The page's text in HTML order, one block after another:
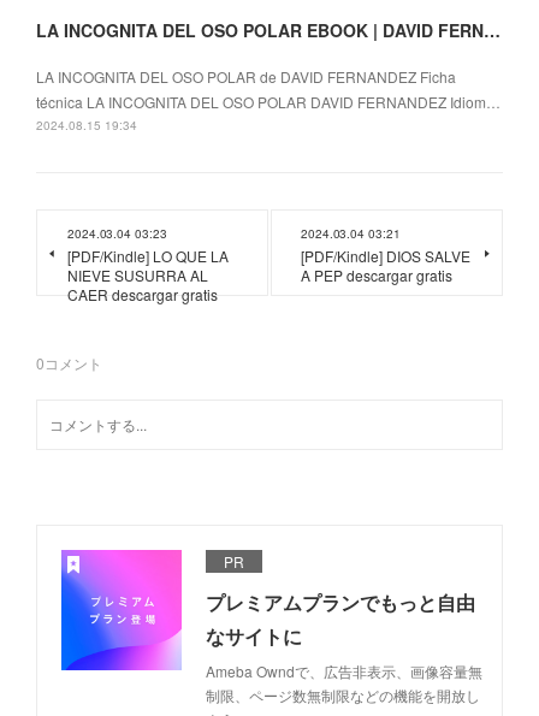
LA INCOGNITA DEL OSO POLAR EBOOK | DAVID FERNANDEZ | Descargar libro PDF EPUB
LA INCOGNITA DEL OSO POLAR de DAVID FERNANDEZ Ficha
técnica LA INCOGNITA DEL OSO POLAR DAVID FERNANDEZ Idiom…
2024.08.15 19:34
2024.03.04 03:23
[PDF/Kindle] LO QUE LA
NIEVE SUSURRA AL
CAER descargar gratis
2024.03.04 03:21
[PDF/Kindle] DIOS SALVE
A PEP descargar gratis
0コメント
PR
プレミアムプランでもっと自由
なサイトに
Ameba Owndで、広告非表示、画像容量無
制限、ページ数無制限などの機能を開放し